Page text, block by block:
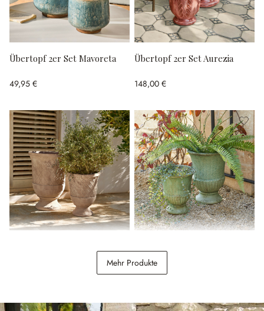
Übertopf 2er Set Mavoreta
49,95 €
Übertopf 2er Set Aurezia
148,00 €
79,95 €
Mehr Produkte